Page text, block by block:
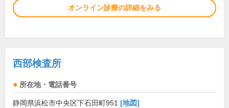
オンライン診療の詳細をみる
西部検査所
所在地・電話番号
静岡県浜松市中央区下石田町951 [地図]